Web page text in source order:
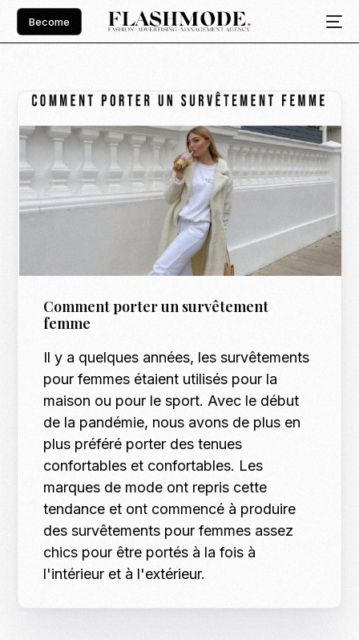
Become
Comment porter un survêtement
femme
Il y a quelques années, les survêtements
pour femmes étaient utilisés pour la
maison ou pour le sport. Avec le début
de la pandémie, nous avons de plus en
plus préféré porter des tenues
confortables et confortables. Les
marques de mode ont repris cette
tendance et ont commencé à produire
des survêtements pour femmes assez
chics pour être portés à la fois à
l'intérieur et à l'extérieur.